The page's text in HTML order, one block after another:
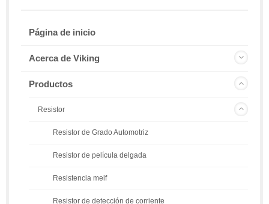
Página de inicio
Acerca de Viking
Productos
Resistor
Resistor de Grado Automotriz
Resistor de película delgada
Resistencia melf
Resistor de detección de corriente